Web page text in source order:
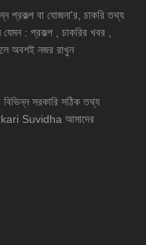
প্রকল্প বা যোজনা'র, চাকরি তথ্য
: প্রকল্প , চাকরির খবর ,
অবশই নজর রাখুন
সরকারি সঠিক তথ্য
Suvidha আমাদের